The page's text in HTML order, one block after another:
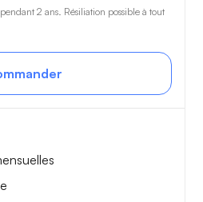
2 ans. Résiliation possible à tout